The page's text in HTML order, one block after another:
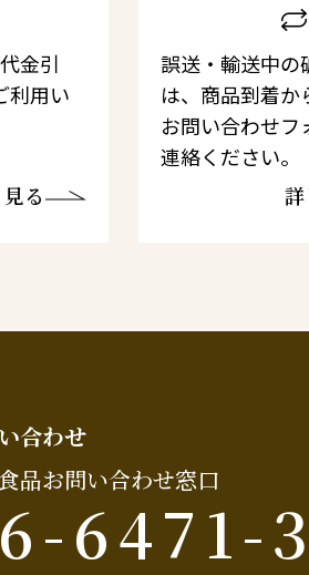
金引
利用い
る
誤送・輸送中の
は、商品到着か
お問い合わせフ
連絡ください。
合わせ
品お問い合わせ窓口
6471-